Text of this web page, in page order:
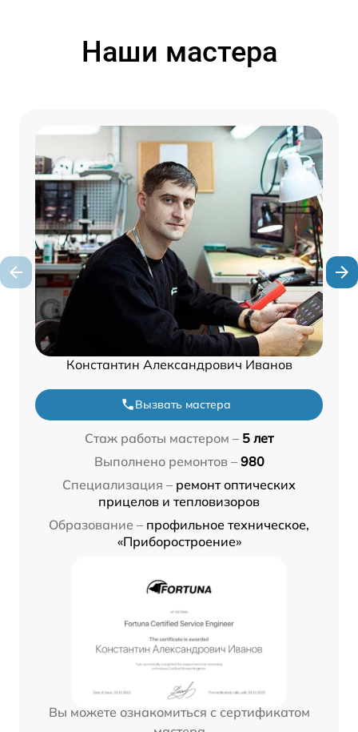
Наши мастера
Константин Александрович Иванов
Вызвать мастера
Стаж работы мастером – 5 лет
Выполнено ремонтов – 980
Специализация – ремонт оптических
прицелов и тепловизоров
Образование – профильное техническое,
«Приборостроение»
Вы можете ознакомиться с сертификатом